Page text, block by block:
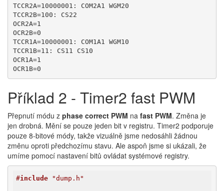
TCCR2A=10000001: COM2A1 WGM20
TCCR2B=100: CS22
OCR2A=1
OCR2B=0
TCCR1A=10000001: COM1A1 WGM10
TCCR1B=11: CS11 CS10
OCR1A=1
OCR1B=0
Příklad 2 - Timer2 fast PWM
Přepnutí módu z phase correct PWM na fast PWM. Změna je
jen drobná. Mění se pouze jeden bit v registru. Timer2 podporuje
pouze 8-bitové módy, takže vizuálně jsme nedosáhli žádnou
změnu oproti předchozímu stavu. Ale aspoň jsme si ukázali, že
umíme pomocí nastavení bitů ovládat systémové registry.
#include "dump.h"